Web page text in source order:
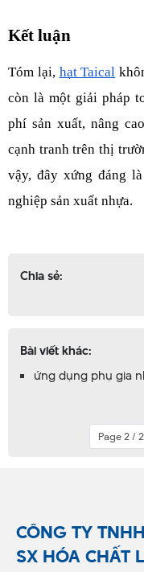
Kết luận
Tóm lại, hạt Taical
còn là một giải pháp
phí sản xuất, nâng
cạnh tranh trên thị
vậy, đây xứng đáng
nghiệp sản xuất nhựa.
Chia sẻ:
Bài viết khác:
ứng dụng phụ gia
Page 2 / 2
CÔNG TY
SX HÓA CHẤT